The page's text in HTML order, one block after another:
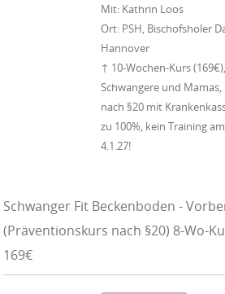
Mit: Kathrin Loos
Ort: PSH, Bischofsholer
Hannover
↑ 10-Wochen-Kurs
Schwangere und
nach §20 mit
zu 100%, kein Training
4.1.27!
Schwanger Fit Beckenboden -
(Präventionskurs nach §20) 8-Wo-
169€